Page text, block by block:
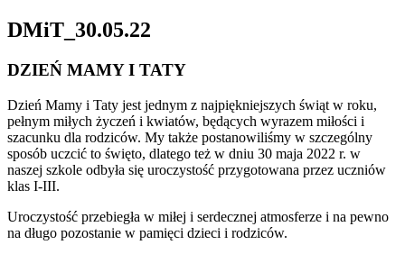
DMiT_30.05.22
DZIEŃ MAMY I TATY
Dzień Mamy i Taty jest jednym z najpiękniejszych świąt w roku,
pełnym miłych życzeń i kwiatów, będących wyrazem miłości i
szacunku dla rodziców. My także postanowiliśmy w szczególny
sposób uczcić to święto, dlatego też w dniu 30 maja 2022 r. w
naszej szkole odbyła się uroczystość przygotowana przez uczniów
klas I-III.
Uroczystość przebiegła w miłej i serdecznej atmosferze i na pewno
na długo pozostanie w pamięci dzieci i rodziców.